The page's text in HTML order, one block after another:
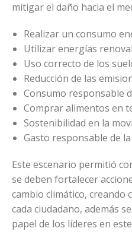
mitigar el daño hacia el
Realizar un consumo
Utilizar energías
Uso correcto de los
Reducción de las
Consumo responsable
Comprar alimentos en
Sostenibilidad en la
Gasto responsable de
Este escenario permitió
se deben fortalecer
cambio climático, creando
cada ciudadano, además
papel de los líderes en